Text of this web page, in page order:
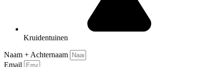
Kruidentuinen
Naam + Achternaam
Email